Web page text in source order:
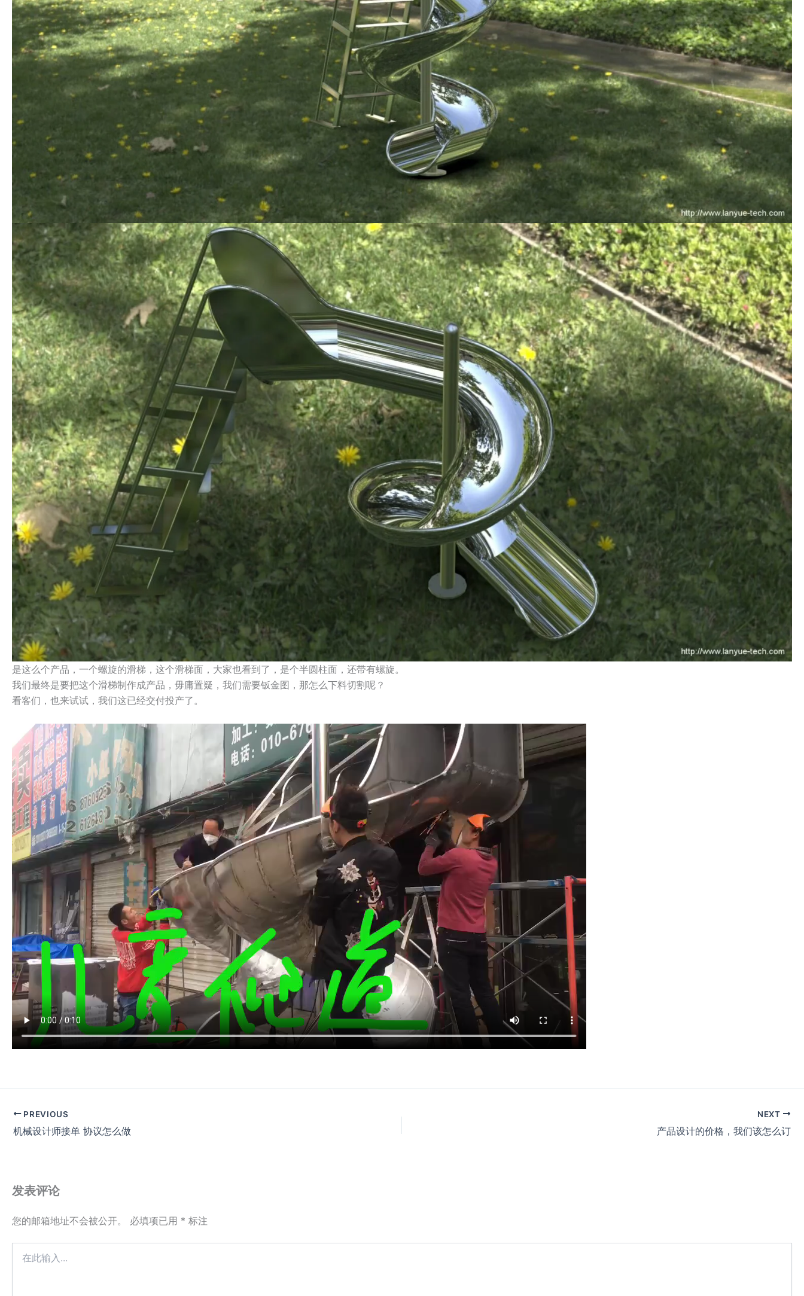
是这么个产品，一个螺旋的滑梯，这个滑梯面，大家也看到了，是个半圆柱面，还带有螺旋。
我们最终是要把这个滑梯制作成产品，毋庸置疑，我们需要钣金图，那怎么下料切割呢？
看客们，也来试试，我们这已经交付投产了。
PREVIOUS
机械设计师接单 协议怎么做
NEXT
产品设计的价格，我们该怎么订
发表评论
您的邮箱地址不会被公开。 必填项已用 * 标注